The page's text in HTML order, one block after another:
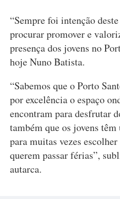
“Sempre foi intenção
procurar promover e
presença dos jovens no
hoje Nuno Batista.
“Sabemos que o Porto
por excelência o espaço
encontram para desfrutar
também que os jovens
para muitas vezes
querem passar férias”,
autarca.